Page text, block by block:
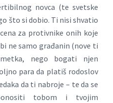
novca (te svetske
što si dobio. Ti nisi shvatio
za protivnike onih koje
ne samo građanin (nove ti
nego bogati njen
para da platiš rodoslov
da ti nabroje – te da se
tobom i tvojim